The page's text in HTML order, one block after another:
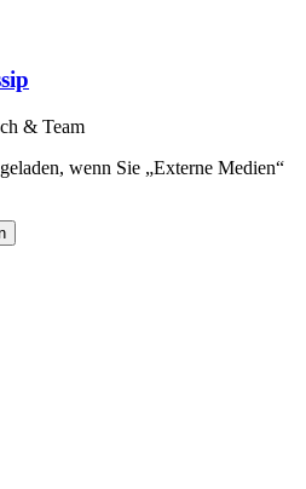
& Team
wenn Sie „Externe Medien“